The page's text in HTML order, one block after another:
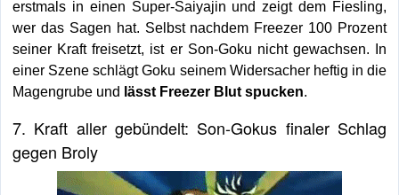
erstmals in einen Super-Saiyajin und zeigt dem Fiesling,
wer das Sagen hat. Selbst nachdem Freezer 100 Prozent
seiner Kraft freisetzt, ist er Son-Goku nicht gewachsen. In
einer Szene schlägt Goku seinem Widersacher heftig in die
Magengrube und lässt Freezer Blut spucken.
7. Kraft aller gebündelt: Son-Gokus finaler Schlag
gegen Broly